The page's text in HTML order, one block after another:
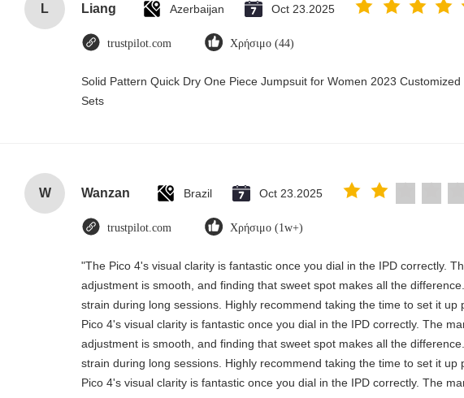
L Liang Azerbaijan Oct 23.2025
trustpilot.com Χρήσιμο (44)
Solid Pattern Quick Dry One Piece Jumpsuit for Women 2023 Customized
Sets
W Wanzan Brazil Oct 23.2025
trustpilot.com Χρήσιμο (1w+)
"The Pico 4's visual clarity is fantastic once you dial in the IPD correctly.
adjustment is smooth, and finding that sweet spot makes all the
strain during long sessions. Highly recommend taking the time to set it up
Pico 4's visual clarity is fantastic once you dial in the IPD correctly. The
adjustment is smooth, and finding that sweet spot makes all the
strain during long sessions. Highly recommend taking the time to set it up
Pico 4's visual clarity is fantastic once you dial in the IPD correctly. The